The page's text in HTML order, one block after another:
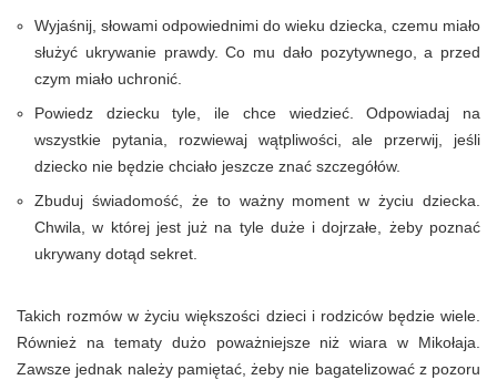
Wyjaśnij, słowami odpowiednimi do wieku dziecka, czemu miało
służyć ukrywanie prawdy. Co mu dało pozytywnego, a przed
czym miało uchronić.
Powiedz dziecku tyle, ile chce wiedzieć. Odpowiadaj na
wszystkie pytania, rozwiewaj wątpliwości, ale przerwij, jeśli
dziecko nie będzie chciało jeszcze znać szczegółów.
Zbuduj świadomość, że to ważny moment w życiu dziecka.
Chwila, w której jest już na tyle duże i dojrzałe, żeby poznać
ukrywany dotąd sekret.
Takich rozmów w życiu większości dzieci i rodziców będzie wiele.
Również na tematy dużo poważniejsze niż wiara w Mikołaja.
Zawsze jednak należy pamiętać, żeby nie bagatelizować z pozoru